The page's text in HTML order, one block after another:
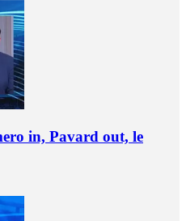
in, Pavard out, le